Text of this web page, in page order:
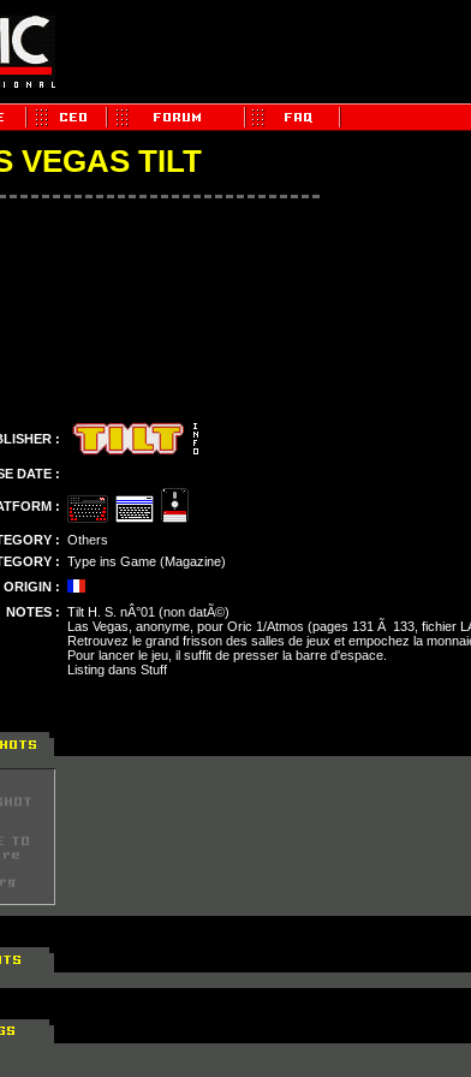
VEGAS TILT
:
DATE :
:
: Others
: Type ins Game (Magazine)
ORIGIN :
NOTES : Tilt H. S. nÂ°01 (non datÃ©)
Las Vegas, anonyme, pour Oric 1/Atmos (pages 131 Ã 133, fichier
Retrouvez le grand frisson des salles de jeux et empochez la
Pour lancer le jeu, il suffit de presser la barre d'espace.
Listing dans Stuff